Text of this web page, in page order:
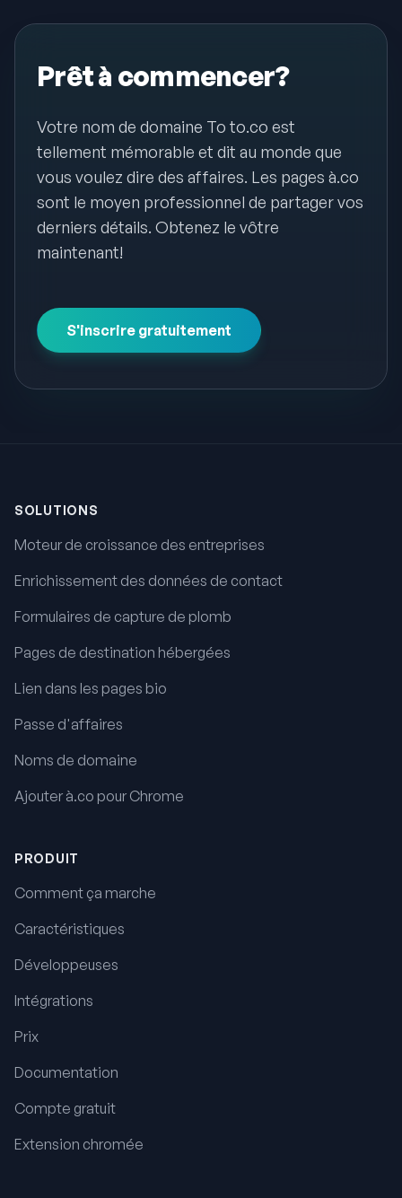
Prêt à commencer?
Votre nom de domaine To to.co est
tellement mémorable et dit au monde que
vous voulez dire des affaires. Les pages à.co
sont le moyen professionnel de partager vos
derniers détails. Obtenez le vôtre
maintenant!
S'inscrire gratuitement
SOLUTIONS
Moteur de croissance des entreprises
Enrichissement des données de contact
Formulaires de capture de plomb
Pages de destination hébergées
Lien dans les pages bio
Passe d'affaires
Noms de domaine
Ajouter à.co pour Chrome
PRODUIT
Comment ça marche
Caractéristiques
Développeuses
Intégrations
Prix
Documentation
Compte gratuit
Extension chromée